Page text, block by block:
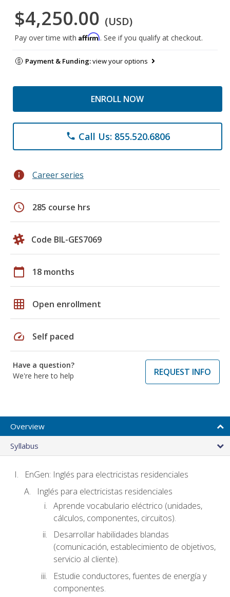
$4,250.00 (USD)
Pay over time with Affirm. See if you qualify at checkout.
Payment & Funding:view your options
ENROLL NOW
phone Call Us: 855.520.6806
info Career series
schedule 285 course hrs
Code BIL-GES7069
calendar_today 18 months
grid_on Open enrollment
speed Self paced
Have a question?
We're here to help
REQUEST INFO
Overview
Syllabus
EnGen: Inglés para electricistas residenciales
Inglés para electricistas residenciales
Aprende vocabulario eléctrico (unidades,
cálculos, componentes, circuitos).
Desarrollar habilidades blandas
(comunicación, establecimiento de objetivos,
servicio al cliente).
Estudie conductores, fuentes de energía y
componentes.